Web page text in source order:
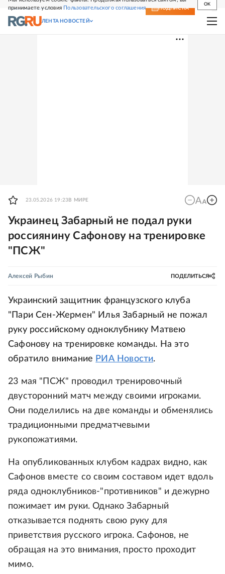
принимаете условия Пользовательского соглашения
OK
СВЕЖИЙ НОМЕР ПОДПИСКА
ЛЕНТА НОВОСТЕЙ
23.05.2026 19:23 В МИРЕ
Украинец Забарный не подал руки
россиянину Сафонову на тренировке
"ПСЖ"
Алексей Рыбин ПОДЕЛИТЬСЯ
Украинский защитник французского клуба
"Пари Сен-Жермен" Илья Забарный не пожал
руку российскому одноклубнику Матвею
Сафонову на тренировке команды. На это
обратило внимание РИА Новости.
23 мая "ПСЖ" проводил тренировочный
двусторонний матч между своими игроками.
Они поделились на две команды и обменялись
традиционными предматчевыми
рукопожатиями.
На опубликованных клубом кадрах видно, как
Сафонов вместе со своим составом идет вдоль
ряда одноклубников-"противников" и дежурно
пожимает им руки. Однако Забарный
отказывается поднять свою руку для
приветствия русского игрока. Сафонов, не
обращая на это внимания, просто проходит
мимо.